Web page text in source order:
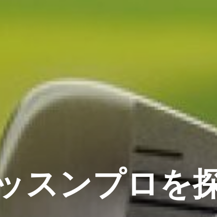
スンプロを
を